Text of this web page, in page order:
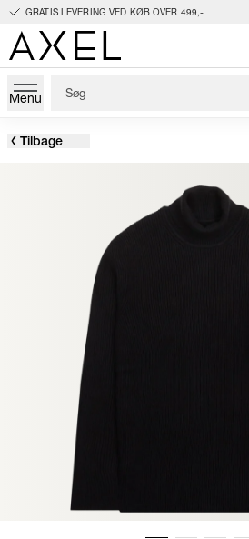
GRATIS LEVERING VED KØB OVER 499,-
Menu
Tilbage